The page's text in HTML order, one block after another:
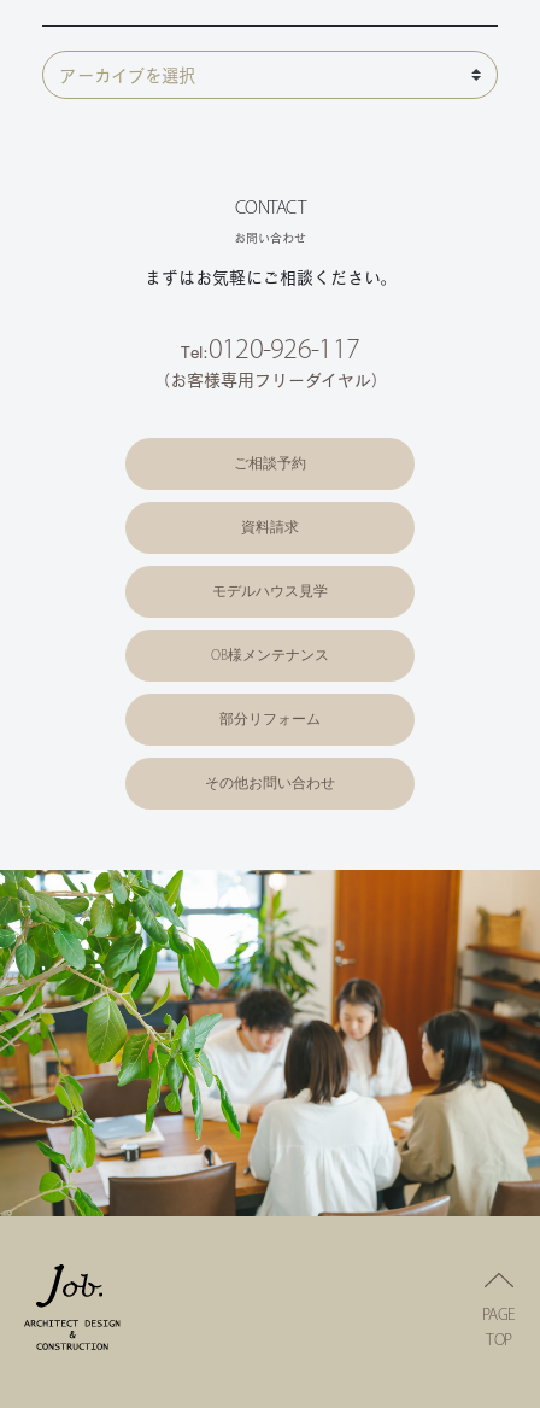
CONTACT
お問い合わせ
まずはお気軽にご相談ください。
Tel:0120-926-117
（お客様専用フリーダイヤル）
ご相談予約
資料請求
モデルハウス見学
OB様メンテナンス
部分リフォーム
その他お問い合わせ
PAGE
TOP